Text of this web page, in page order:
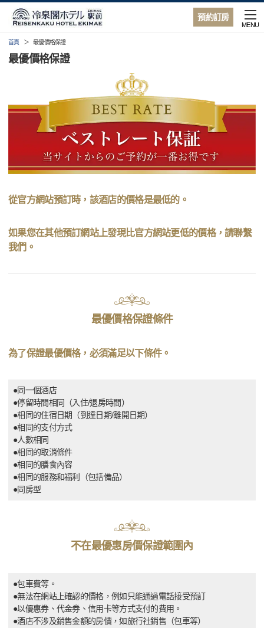
預約訂房
MENU
首頁 最優價格保證
最優價格保證
從官方網站預訂時，該酒店的價格是最低的。
如果您在其他預訂網站上發現比官方網站更低的價格，請聯繫
我們。
最優價格保證條件
為了保證最優價格，必須滿足以下條件。
●同一個酒店
●停留時間相同（入住/退房時間）
●相同的住宿日期（到達日期/離開日期）
●相同的支付方式
●人數相同
●相同的取消條件
●相同的膳食內容
●相同的服務和福利（包括備品）
●同房型
不在最優惠房價保證範圍內
●包車費等。
●無法在網站上確認的價格，例如只能通過電話接受預訂
●以優惠券、代金券、信用卡等方式支付的費用。
●酒店不涉及銷售金額的房價，如旅行社銷售（包車等）